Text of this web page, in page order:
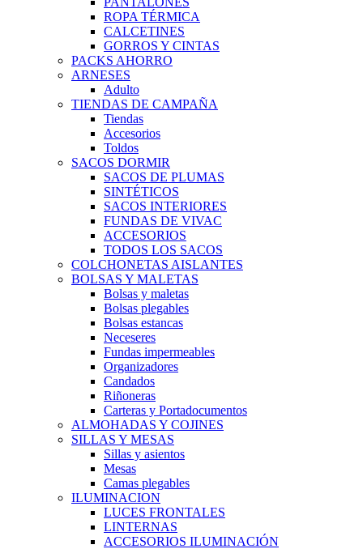
ROPA TÉRMICA
CALCETINES
GORROS Y CINTAS
PACKS AHORRO
ARNESES
Adulto
TIENDAS DE CAMPAÑA
Tiendas
Accesorios
Toldos
SACOS DORMIR
SACOS DE PLUMAS
SINTÉTICOS
SACOS INTERIORES
FUNDAS DE VIVAC
ACCESORIOS
TODOS LOS SACOS
COLCHONETAS AISLANTES
BOLSAS Y MALETAS
Bolsas y maletas
Bolsas plegables
Bolsas estancas
Neceseres
Fundas impermeables
Organizadores
Candados
Riñoneras
Carteras y Portadocumentos
ALMOHADAS Y COJINES
SILLAS Y MESAS
Sillas y asientos
Mesas
Camas plegables
ILUMINACION
LUCES FRONTALES
LINTERNAS
ACCESORIOS ILUMINACIÓN